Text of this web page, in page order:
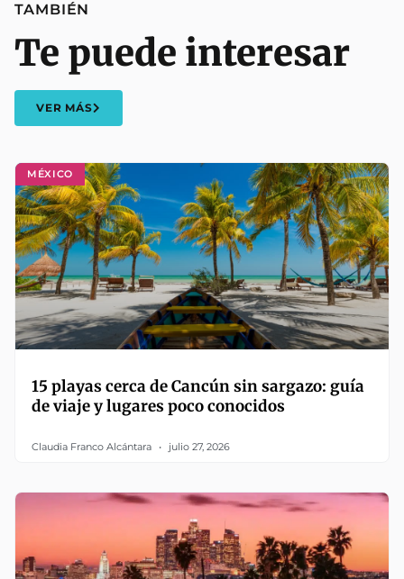
MÉXICO
15 playas cerca de Cancún sin sargazo: guía
de viaje y lugares poco conocidos
Claudia Franco Alcántara julio 27, 2026
TAMBIÉN
Te puede interesar
VER MÁS